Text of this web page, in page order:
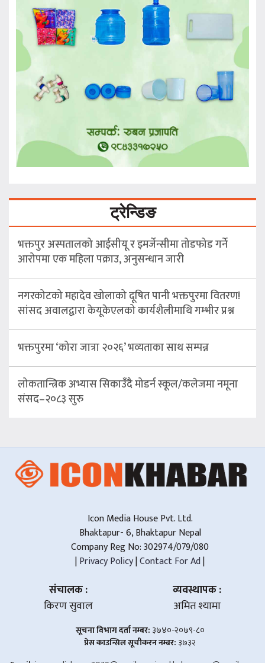
ट्रेन्डिङ
भक्तपुर अस्पतालको आईसीयू र इमर्जेन्सीमा तोडफोड गर्ने
आरोपमा एक महिला पक्राउ, अनुसन्धान जारी
नगरकोटको महादेव खोलाको दूषित पानी भक्तपुरमा वितरण!
सांसद अवालद्वारा केयूकेएलको कार्यशैलीमाथि गम्भीर प्रश्न
भक्तपुरमा ‘कोरा जात्रा २०२६’ भव्यताका साथ सम्पन्न
लोकतान्त्रिक अभ्यास सिकाउँदै मोडर्न स्कूल/कलेजमा नमूना
संसद–२०८३ सुरु
Icon Media House Pvt. Ltd.
Bhaktapur- 6, Bhaktapur Nepal
Company Reg No: 302974/079/080
|Privacy Policy|Contact For Ad|
संचालक :
किरण सुवाल
व्यवस्थापक :
अमित श्यामा
सूचना विभाग दर्ता नम्बर: ३७४०-२०७९-८०
प्रेस काउन्सिल सूचीकरन नम्बर: ३७३२